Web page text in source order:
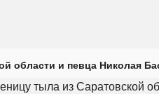
области и певца Николая